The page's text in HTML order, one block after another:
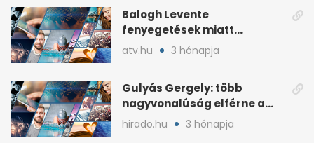
Balogh Levente
fenyegetések miatt
lemondta erdélyi előadás-
atv.hu 3 hónapja
Gulyás Gergely: több
nagyvonalúság elférne a
kétharmados győztesekben
hirado.hu 3 hónapja